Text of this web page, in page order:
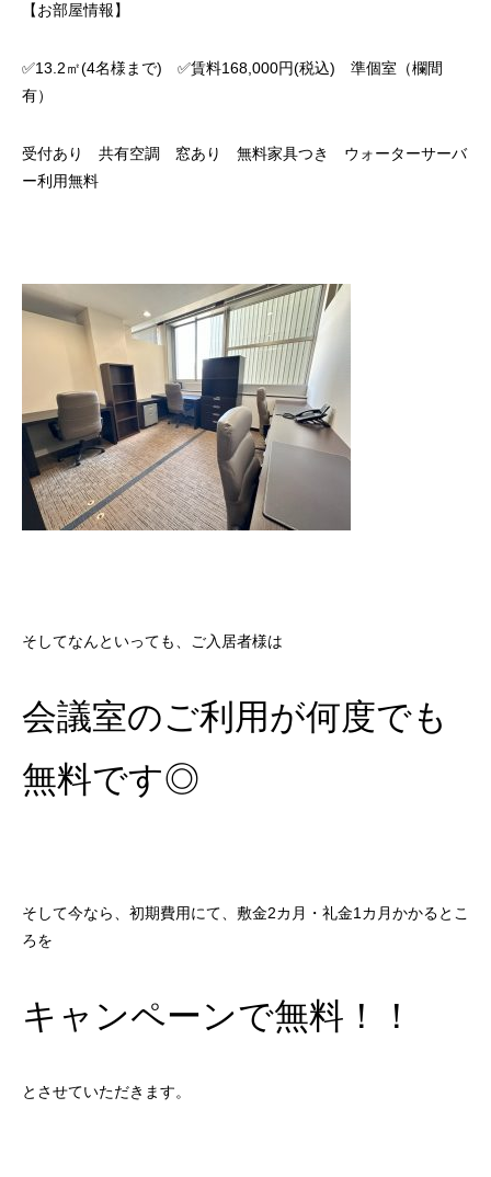
【お部屋情報】
✅13.2㎡(4名様まで) ✅賃料168,000円(税込) 準個室（欄間
有）
受付あり 共有空調 窓あり 無料家具つき ウォーターサーバ
ー利用無料
そしてなんといっても、ご入居者様は
会議室のご利用が何度でも
無料です◎
そして今なら、初期費用にて、敷金2カ月・礼金1カ月かかるとこ
ろを
キャンペーンで無料！！
とさせていただきます。